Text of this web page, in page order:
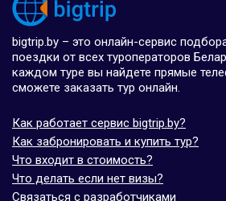
bigtrip.by – это онлайн-сервис
поездки от всех туроператоров
каждом туре вы найдете прямые
сможете заказать тур онлайн.
Как работает сервис bigtrip.by?
Как забронировать и купить тур?
Что входит в стоимость?
Что делать если нет визы?
Связаться с разработчиками